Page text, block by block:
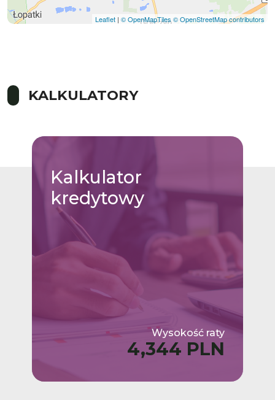
Leaflet | © OpenMapTiles© OpenStreetMap contributors
KALKULATORY
Kalkulator
kredytowy
Wysokość raty
4,344 PLN